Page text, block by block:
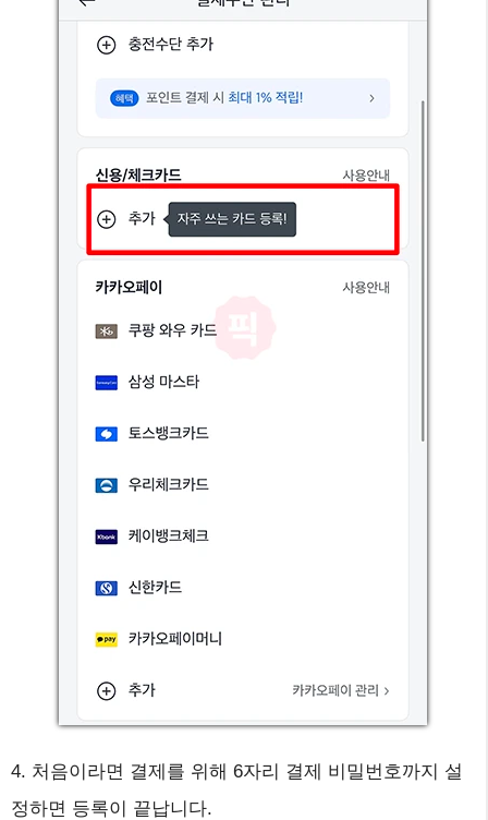
4. 처음이라면 결제를 위해 6자리 결제 비밀번호까지 설
정하면 등록이 끝납니다.